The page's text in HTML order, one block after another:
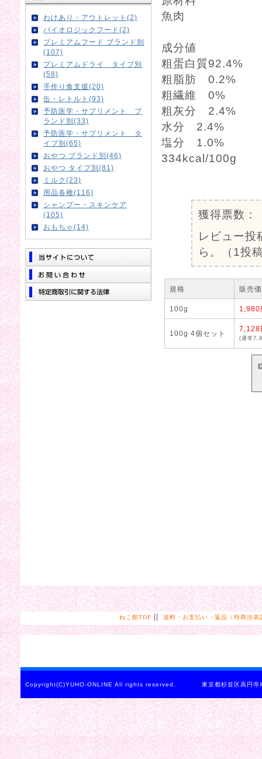
わけあり・アウトレット(2)
バイオロジックフード(2)
プレミアムフード ブランド別
(107)
プレミアムドライ タイプ別
(58)
手作り食支援(20)
缶・レトルト(93)
予防医学・サプリメント ブ
ランド別(33)
予防医学・サプリメント タ
イプ別(65)
おやつ ブランド別(46)
おやつ タイプ別(81)
ミルク(23)
用品各種(116)
シャンプー・スキンケア
(105)
おもちゃ(14)
魚肉
成分値
粗蛋白質92.4%
粗脂肪 0.2%
粗繊維 0%
粗灰分 2.4%
水分 2.4%
塩分 1.0%
334kcal/100g
獲得票数：
レビュー投
ら。（1投
規格 販売
100g 1,980
100g 4個セット
7,128
(通常
ねこ館TOP || 送料・お支払い・返品（特商法表
Copyright(C)YUHO-ONLINE All rights reserved. 東京都杉並区高円寺